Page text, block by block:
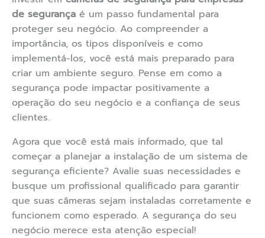
de segurança é um passo fundamental para
proteger seu negócio. Ao compreender a
importância, os tipos disponíveis e como
implementá-los, você está mais preparado para
criar um ambiente seguro. Pense em como a
segurança pode impactar positivamente a
operação do seu negócio e a confiança de seus
clientes.
Agora que você está mais informado, que tal
começar a planejar a instalação de um sistema de
segurança eficiente? Avalie suas necessidades e
busque um profissional qualificado para garantir
que suas câmeras sejam instaladas corretamente e
funcionem como esperado. A segurança do seu
negócio merece esta atenção especial!